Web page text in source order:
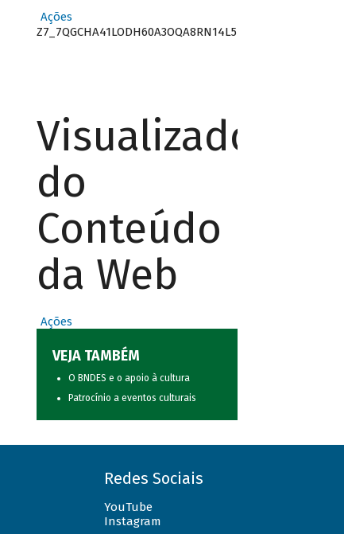
Ações
Z7_7QGCHA41LODH60A3OQA8RN14L5
Visualizador
do
Conteúdo
da Web
Ações
VEJA TAMBÉM
O BNDES e o apoio à cultura
Patrocínio a eventos culturais
Redes Sociais
YouTube
Instagram